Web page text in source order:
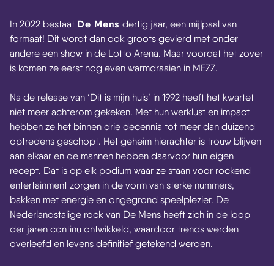
In 2022 bestaat De Mens dertig jaar, een mijlpaal van
formaat! Dit wordt dan ook groots gevierd met onder
andere een show in de Lotto Arena. Maar voordat het zover
is komen ze eerst nog even warmdraaien in MEZZ.
Na de release van ‘Dit is mijn huis’ in 1992 heeft het kwartet
niet meer achterom gekeken. Met hun werklust en impact
hebben ze het binnen drie decennia tot meer dan duizend
optredens geschopt. Het geheim hierachter is trouw blijven
aan elkaar en de mannen hebben daarvoor hun eigen
recept. Dat is op elk podium waar ze staan voor rockend
entertainment zorgen in de vorm van sterke nummers,
bakken met energie en ongegrond speelplezier. De
Nederlandstalige rock van De Mens heeft zich in de loop
der jaren continu ontwikkeld, waardoor trends werden
overleefd en levens definitief getekend werden.